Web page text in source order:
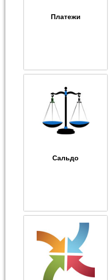
Платежи
Сальдо